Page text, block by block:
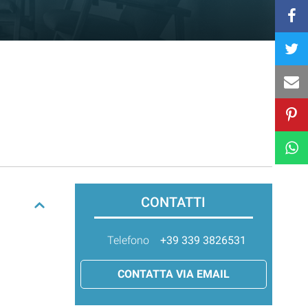
CONTATTI
Telefono +39 339 3826531
CONTATTA VIA EMAIL